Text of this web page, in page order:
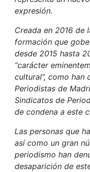
expresión.
Creada en 2016 de
formación que
desde 2015 hasta
“carácter
cultural”, como han
Periodistas de
Sindicatos de
de condena a este
Las personas que
así como un gran
periodismo han
desaparición de